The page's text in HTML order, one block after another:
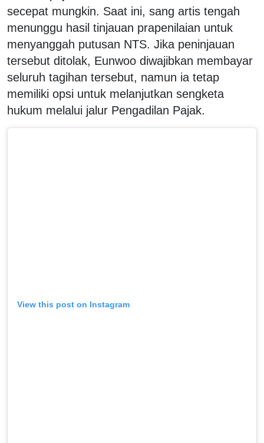
secepat mungkin. Saat ini, sang artis tengah
menunggu hasil tinjauan prapenilaian untuk
menyanggah putusan NTS. Jika peninjauan
tersebut ditolak, Eunwoo diwajibkan membayar
seluruh tagihan tersebut, namun ia tetap
memiliki opsi untuk melanjutkan sengketa
hukum melalui jalur Pengadilan Pajak.
View this post on Instagram